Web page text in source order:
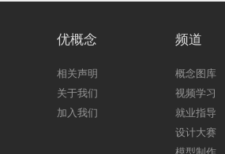
优概念
相关声明
关于我们
加入我们
频道
概念图库
视频学习
就业指导
设计大赛